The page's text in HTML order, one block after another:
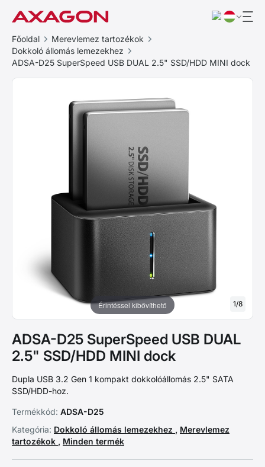
Főoldal
Merevlemez tartozékok
Dokkoló állomás lemezekhez
ADSA-D25 SuperSpeed USB DUAL 2.5" SSD/HDD MINI dock
Érintéssel kibővíthető 1/8
ADSA-D25 SuperSpeed USB DUAL
2.5" SSD/HDD MINI dock
Dupla USB 3.2 Gen 1 kompakt dokkolóállomás 2.5" SATA
SSD/HDD-hoz.
Termékkód: ADSA-D25
Kategória: Dokkoló állomás lemezekhez , Merevlemez
tartozékok , Minden termék